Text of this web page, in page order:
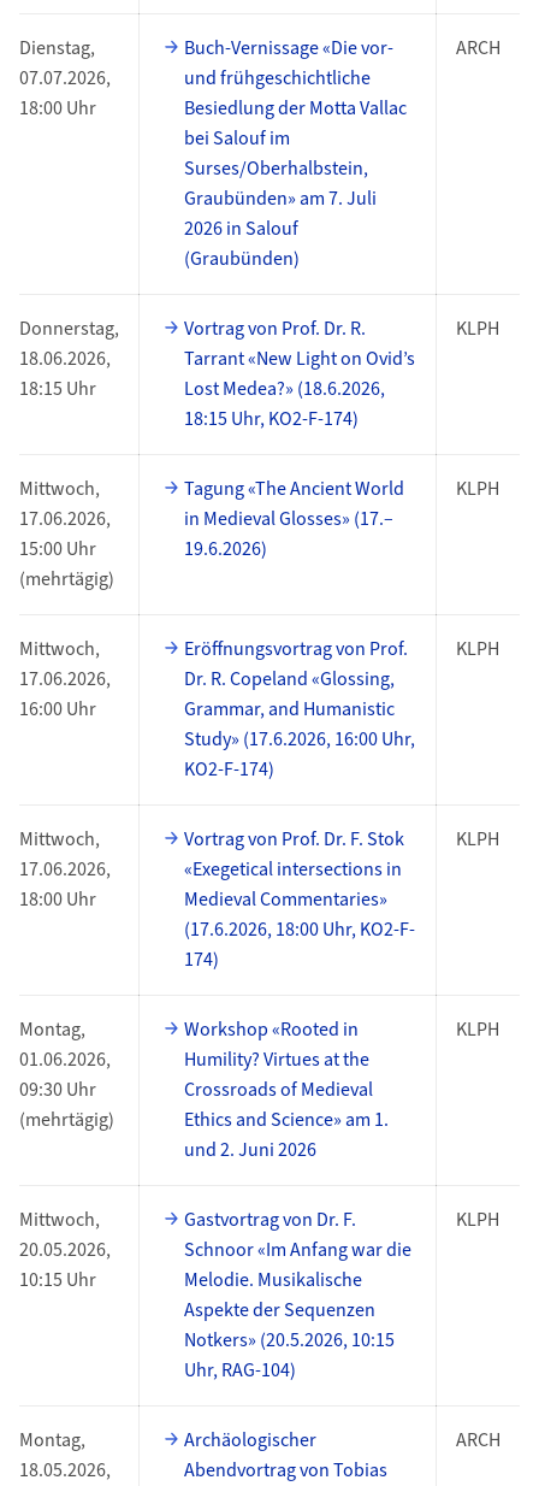
Dienstag,
07.07.2026,
18:00 Uhr
Buch-Vernissage «Die vor-
und frühgeschichtliche
Besiedlung der Motta Vallac
bei Salouf im
Surses/Oberhalbstein,
Graubünden» am 7. Juli
2026 in Salouf
(Graubünden)
ARCH
Donnerstag,
18.06.2026,
18:15 Uhr
Vortrag von Prof. Dr. R.
Tarrant «New Light on Ovid’s
Lost Medea?» (18.6.2026,
18:15 Uhr, KO2-F-174)
KLPH
Mittwoch,
17.06.2026,
15:00 Uhr
(mehrtägig)
Tagung «The Ancient World
in Medieval Glosses» (17.–
19.6.2026)
KLPH
Mittwoch,
17.06.2026,
16:00 Uhr
Eröffnungsvortrag von Prof.
Dr. R. Copeland «Glossing,
Grammar, and Humanistic
Study» (17.6.2026, 16:00 Uhr,
KO2-F-174)
KLPH
Mittwoch,
17.06.2026,
18:00 Uhr
Vortrag von Prof. Dr. F. Stok
«Exegetical intersections in
Medieval Commentaries»
(17.6.2026, 18:00 Uhr, KO2-F-
174)
KLPH
Montag,
01.06.2026,
09:30 Uhr
(mehrtägig)
Workshop «Rooted in
Humility? Virtues at the
Crossroads of Medieval
Ethics and Science» am 1.
und 2. Juni 2026
KLPH
Mittwoch,
20.05.2026,
10:15 Uhr
Gastvortrag von Dr. F.
Schnoor «Im Anfang war die
Melodie. Musikalische
Aspekte der Sequenzen
Notkers» (20.5.2026, 10:15
Uhr, RAG-104)
KLPH
Montag,
18.05.2026,
Archäologischer
Abendvortrag von Tobias
ARCH